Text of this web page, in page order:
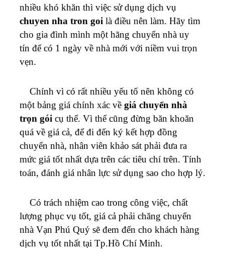
nhiều khó khăn thì việc sử dụng dịch vụ
chuyen nha tron goi là điều nên làm. Hãy tìm
cho gia đình mình một hãng chuyển nhà uy
tín để có 1 ngày về nhà mới với niềm vui trọn
vẹn.
Chính vì có rất nhiều yếu tố nên không có
một bảng giá chính xác về giá chuyển nhà
trọn gói cụ thể. Vì thế cũng đừng băn khoăn
quá về giá cả, để đi đến ký kết hợp đồng
chuyển nhà, nhân viên khảo sát phải đưa ra
mức giá tốt nhất dựa trên các tiêu chí trên. Tính
toán, đánh giá nhân lực sử dụng sao cho hợp lý.
Có trách nhiệm cao trong công việc, chất
lượng phục vụ tốt, giá cả phải chăng chuyển
nhà Vạn Phú Quý sẽ đem đến cho khách hàng
dịch vụ tốt nhất tại Tp.Hồ Chí Minh.